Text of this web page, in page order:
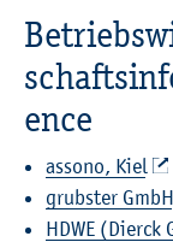
ence
as­so­no, Kiel
grubs­ter GmbH
HDWE (Dierck